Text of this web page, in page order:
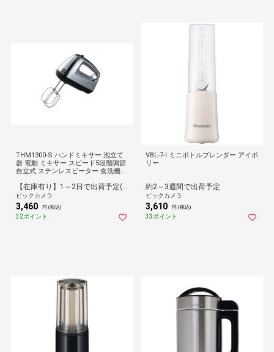
THM1300-S ハンドミキサー 泡立て
器 電動 ミキサー スピード5段階調節
自立式 ステンレスビーター 食洗機対
ッチ 収納ケース付き シルバー シル
バー
ビックカメラ
3,460 円 (税込)
32ポイント
VBL-7-I ミニボトルブレンダー アイボ
リー
約2～3週間で出荷予定
ビックカメラ
3,610 円 (税込)
33ポイント